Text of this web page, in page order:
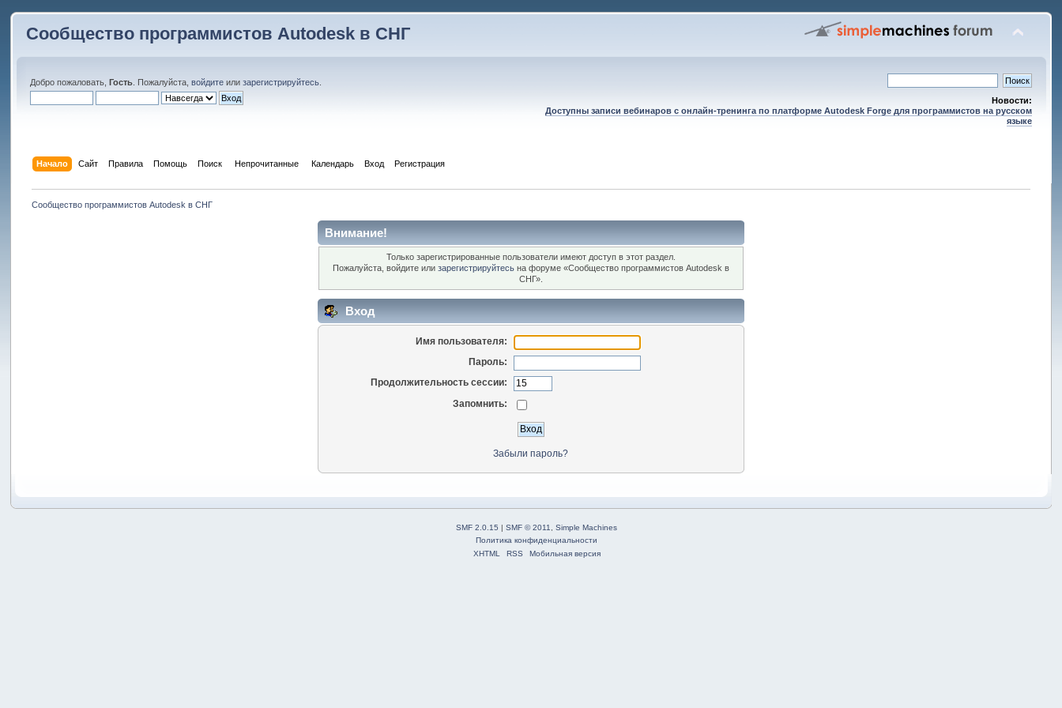
Сообщество программистов Autodesk в СНГ
Добро пожаловать,Гость . Пожалуйста,войдите илизарегистрируйтесь
Новости:
Доступны записи вебинаров с онлайн-тренинга по платформе Autodesk Forge для программистов на русском
языке
Начало Сайт Правила Помощь Поиск Непрочитанные Календарь Вход Регистрация
Сообщество программистов Autodesk в СНГ
Внимание!
Только зарегистрированные пользователи имеют доступ в этот раздел.
Пожалуйста, войдите или зарегистрируйтесьна форуме «Сообщество программистов Autodesk в
СНГ».
Вход
Имя пользователя:
Пароль:
Продолжительность сессии:
Запомнить:
Забыли пароль?
SMF 2.0.15 |SMF © 2011 ,Simple Machines
Политика конфиденциальности
XHTML
RSS Мобильная версия